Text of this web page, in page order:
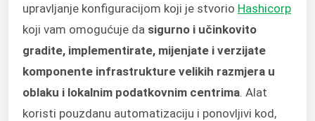
upravljanje konfiguracijom koji je stvorio Hashicorp
koji vam omogućuje da sigurno i učinkovito
gradite, implementirate, mijenjate i verzijate
komponente infrastrukture velikih razmjera u
oblaku i lokalnim podatkovnim centrima . Alat
koristi pouzdanu automatizaciju i ponovljivi kod,